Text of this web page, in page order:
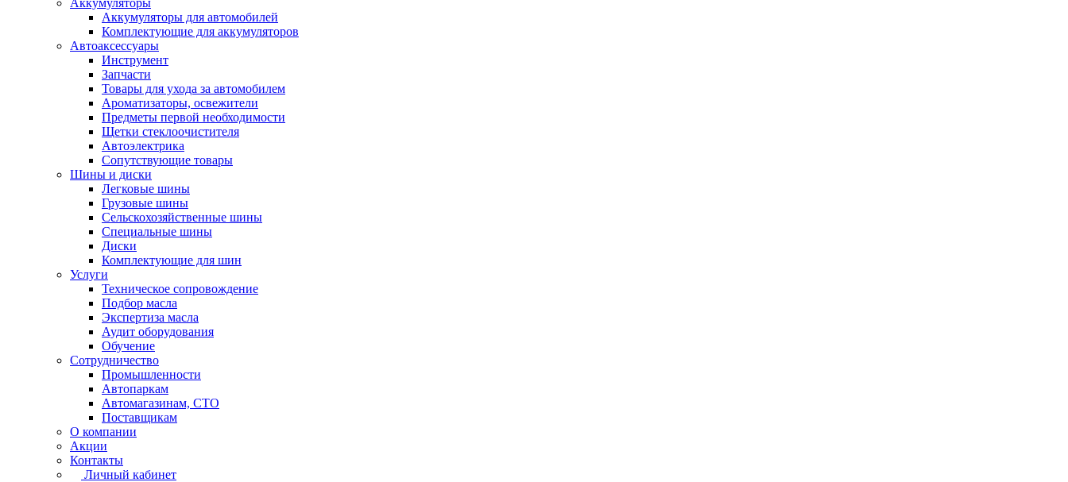
Аккумуляторы
Аккумуляторы для автомобилей
Комплектующие для аккумуляторов
Автоаксессуары
Инструмент
Запчасти
Товары для ухода за автомобилем
Ароматизаторы, освежители
Предметы первой необходимости
Щетки стеклоочистителя
Автоэлектрика
Сопутствующие товары
Шины и диски
Легковые шины
Грузовые шины
Сельскохозяйственные шины
Специальные шины
Диски
Комплектующие для шин
Услуги
Техническое сопровождение
Подбор масла
Экспертиза масла
Аудит оборудования
Обучение
Сотрудничество
Промышленности
Автопаркам
Автомагазинам, СТО
Поставщикам
О компании
Акции
Контакты
Личный кабинет